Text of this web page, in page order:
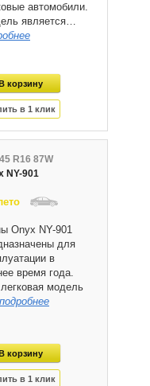
автомобили.
является…
R16 87W
NY-901
Onyx NY-901
для
в
время года.
модель
подробнее